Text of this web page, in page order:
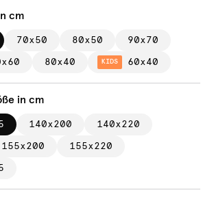
cm
70x50 80x50 90x70
80x40 KIDS 60x40
in cm
140x200 140x220
155x200 155x220